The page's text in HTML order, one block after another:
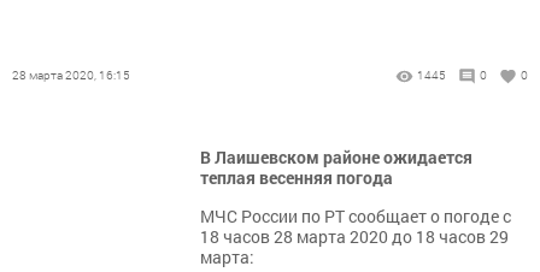
28 марта 2020, 16:15 1445 0 0
В Лаишевском районе ожидается
теплая весенняя погода
МЧС России по РТ сообщает о погоде с
18 часов 28 марта 2020 до 18 часов 29
марта: